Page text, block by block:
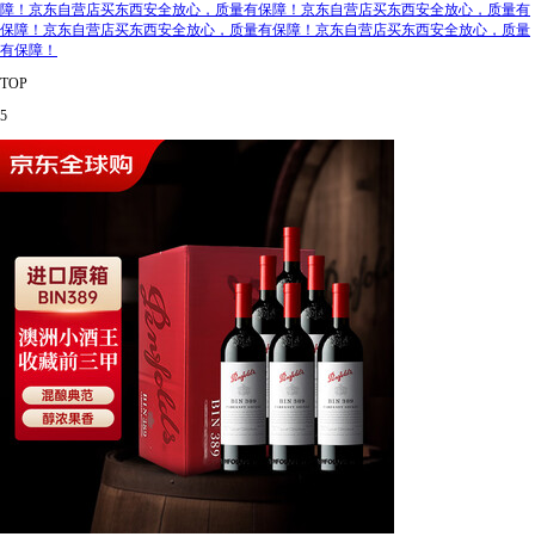
障！京东自营店买东西安全放心，质量有保障！京东自营店买东西安全放心，质量有
保障！京东自营店买东西安全放心，质量有保障！京东自营店买东西安全放心，质量
有保障！
TOP
5